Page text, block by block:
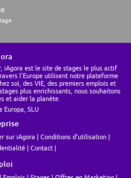
iAgora est le site de stages le plus actif
l'Europe utilisent notre plateforme
soi, des VIE, des premiers emplois et
plus enrichissants, nous souhaitons
et aider la planète.
Europa, SLU
sur iAgora
Conditions d'utilisation
Contact